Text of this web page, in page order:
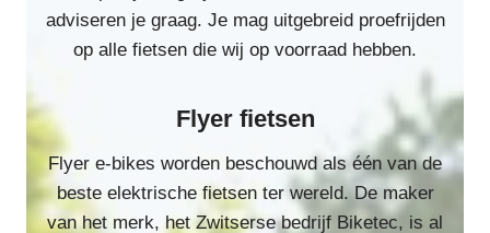
adviseren je graag. Je mag uitgebreid proefrijden
op alle fietsen die wij op voorraad hebben.
Flyer fietsen
Flyer e-bikes worden beschouwd als één van de
beste elektrische fietsen ter wereld. De maker
van het merk, het Zwitserse bedrijf Biketec, is al